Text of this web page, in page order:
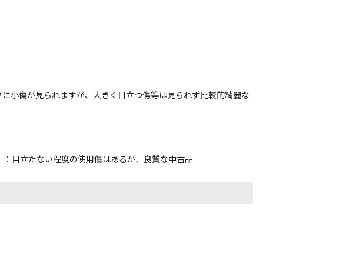
小傷が見られますが、大きく目立つ傷等は見られず比較的綺麗な
：目立たない程度の使用傷はあるが、良質な中古品